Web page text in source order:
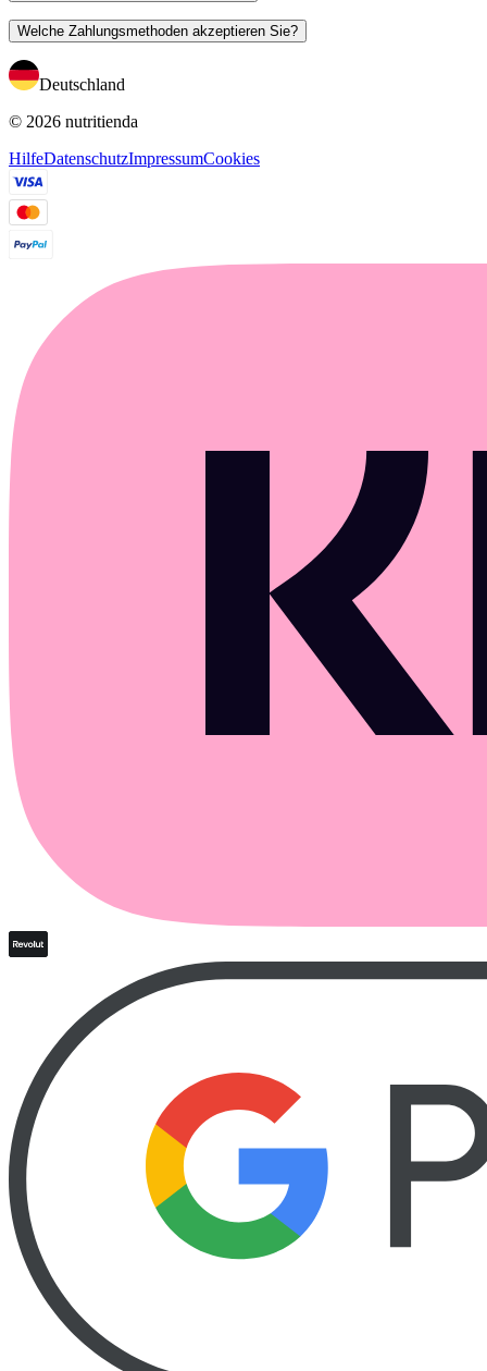
Welche Zahlungsmethoden akzeptieren Sie?
Deutschland
© 2026 nutritienda
HilfeDatenschutzImpressumCookies